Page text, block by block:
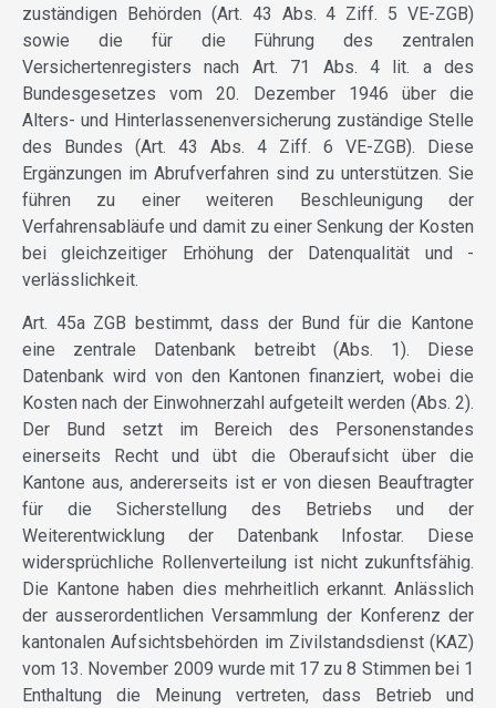
zuständigen Behörden (Art. 43 Abs. 4 Ziff. 5 VE-ZGB)
sowie die für die Führung des zentralen
Versichertenregisters nach Art. 71 Abs. 4 lit. a des
Bundesgesetzes vom 20. Dezember 1946 über die
Alters- und Hinterlassenenversicherung zuständige Stelle
des Bundes (Art. 43 Abs. 4 Ziff. 6 VE-ZGB). Diese
Ergänzungen im Abrufverfahren sind zu unterstützen. Sie
führen zu einer weiteren Beschleunigung der
Verfahrensabläufe und damit zu einer Senkung der Kosten
bei gleichzeitiger Erhöhung der Datenqualität und -
verlässlichkeit.
Art. 45a ZGB bestimmt, dass der Bund für die Kantone
eine zentrale Datenbank betreibt (Abs. 1). Diese
Datenbank wird von den Kantonen finanziert, wobei die
Kosten nach der Einwohnerzahl aufgeteilt werden (Abs. 2).
Der Bund setzt im Bereich des Personenstandes
einerseits Recht und übt die Oberaufsicht über die
Kantone aus, andererseits ist er von diesen Beauftragter
für die Sicherstellung des Betriebs und der
Weiterentwicklung der Datenbank Infostar. Diese
widersprüchliche Rollenverteilung ist nicht zukunftsfähig.
Die Kantone haben dies mehrheitlich erkannt. Anlässlich
der ausserordentlichen Versammlung der Konferenz der
kantonalen Aufsichtsbehörden im Zivilstandsdienst (KAZ)
vom 13. November 2009 wurde mit 17 zu 8 Stimmen bei 1
Enthaltung die Meinung vertreten, dass Betrieb und